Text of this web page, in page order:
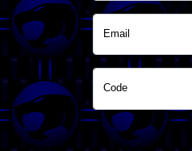
Email
Code